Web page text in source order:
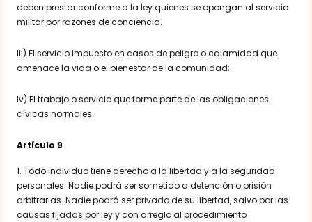
deben prestar conforme a la ley quienes se opongan al servicio
militar por razones de conciencia.
iii) El servicio impuesto en casos de peligro o calamidad que
amenace la vida o el bienestar de la comunidad;
iv) El trabajo o servicio que forme parte de las obligaciones
cívicas normales.
Artículo 9
1. Todo individuo tiene derecho a la libertad y a la seguridad
personales. Nadie podrá ser sometido a detención o prisión
arbitrarias. Nadie podrá ser privado de su libertad, salvo por las
causas fijadas por ley y con arreglo al procedimiento